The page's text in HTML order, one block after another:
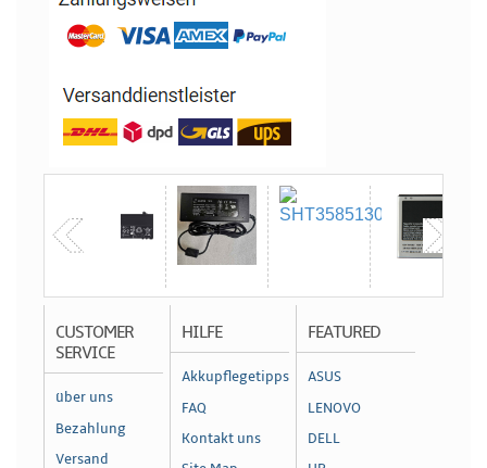
CUSTOMER
SERVICE
über uns
Bezahlung
Versand
HILFE
Akkupflegetipps
FAQ
Kontakt uns
FEATURED
ASUS
LENOVO
DELL